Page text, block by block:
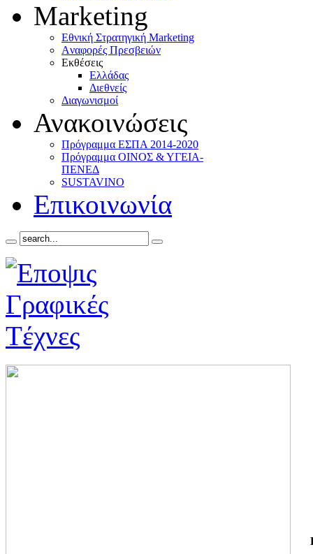
Marketing
Eθνική Στρατηγική Marketing
Aναφορές Πρεσβειών
Eκθέσεις
Eλλάδας
Διεθνείς
Διαγωνισμοί
Ανακοινώσεις
Πρόγραμμα ΕΣΠΑ 2014-2020
Πρόγραμμα ΟΙΝΟΣ & ΥΓΕΙΑ-
ΠΕΝΕΔ
SUSTAVINO
Επικοινωνία